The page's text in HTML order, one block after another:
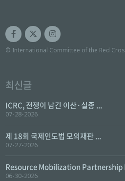
© International Committee of the Red
최신글
ICRC, 전쟁이 남긴 이산·실종 ...
07-28-2026
제 18회 국제인도법 모의재판 ...
07-27-2026
Resource Mobilization Partnership
06-30-2026